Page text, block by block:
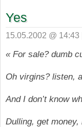
Yes
15.05.2002 @ 14:43
« For sale? dumb
Oh virgins? listen,
And I don’t know
Dulling, get